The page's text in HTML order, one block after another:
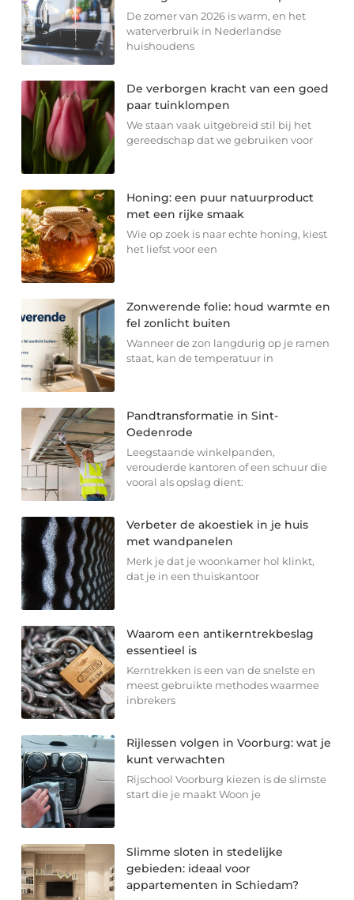
De zomer van 2026 is warm, en het
waterverbruik in Nederlandse
huishoudens
De verborgen kracht van een goed
paar tuinklompen
We staan vaak uitgebreid stil bij het
gereedschap dat we gebruiken voor
Honing: een puur natuurproduct
met een rijke smaak
Wie op zoek is naar echte honing, kiest
het liefst voor een
Zonwerende folie: houd warmte en
fel zonlicht buiten
Wanneer de zon langdurig op je ramen
staat, kan de temperatuur in
Pandtransformatie in Sint-
Oedenrode
Leegstaande winkelpanden,
verouderde kantoren of een schuur die
vooral als opslag dient:
Verbeter de akoestiek in je huis
met wandpanelen
Merk je dat je woonkamer hol klinkt,
dat je in een thuiskantoor
Waarom een antikerntrekbeslag
essentieel is
Kerntrekken is een van de snelste en
meest gebruikte methodes waarmee
inbrekers
Rijlessen volgen in Voorburg: wat je
kunt verwachten
Rijschool Voorburg kiezen is de slimste
start die je maakt Woon je
Slimme sloten in stedelijke
gebieden: ideaal voor
appartementen in Schiedam?